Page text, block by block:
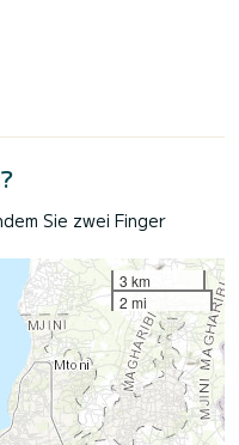
Sie zwei Finger
3 km
2 mi